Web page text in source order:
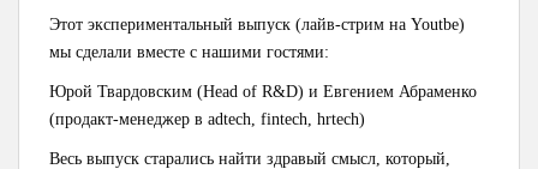
Этот экспериментальный выпуск (лайв-стрим на Youtbe)
мы сделали вместе с нашими гостями:
Юрой Твардовским (Head of R&D) и Евгением Абраменко
(продакт-менеджер в adtech, fintech, hrtech)
Весь выпуск старались найти здравый смысл, который,